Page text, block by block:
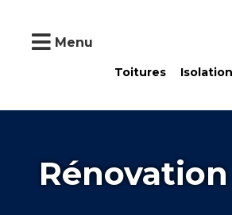
Menu
Toitures